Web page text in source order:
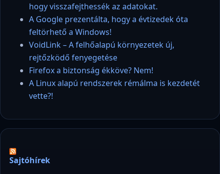
hogy visszafejthessék az adatokat.
A Google prezentálta, hogy a évtizedek óta
feltörhető a Windows!
VoidLink – A felhőalapú környezetek új,
rejtőzködő fenyegetése
Firefox a biztonság ékköve? Nem!
A Linux alapú rendszerek rémálma is kezdetét
vette?!
Sajtóhírek